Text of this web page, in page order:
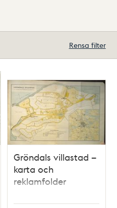
Rensa filter
Gröndals villastad –
karta och
reklamfolder